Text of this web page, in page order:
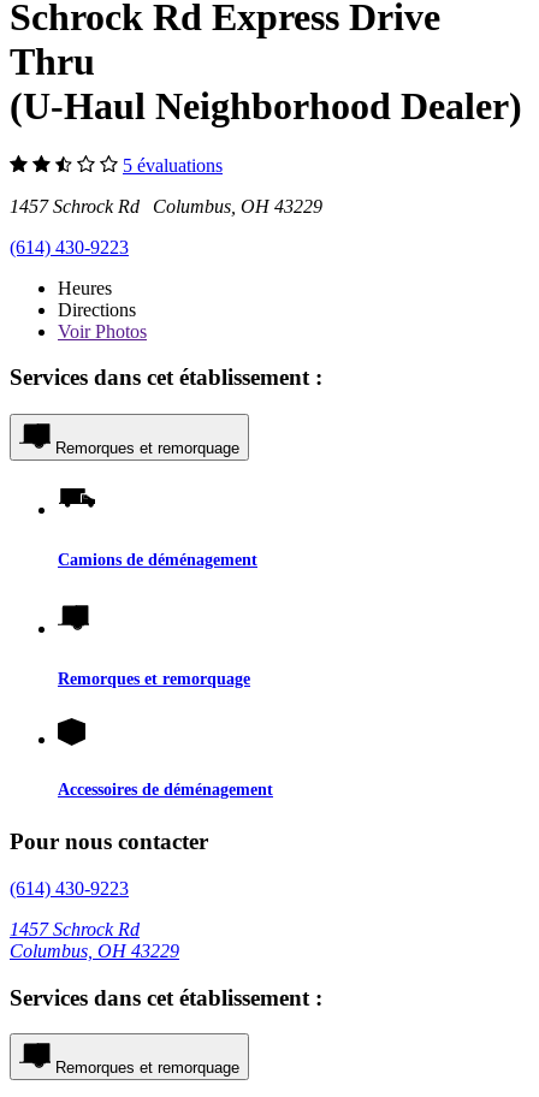
Schrock Rd Express Drive
Thru
(U-Haul Neighborhood Dealer)
5 évaluations
1457 Schrock Rd Columbus, OH 43229
(614) 430-9223
Heures
Directions
VoirPhotos
Services dans cet établissement :
Remorques et remorquage
Camions de déménagement
Remorques et remorquage
Accessoires de déménagement
Pour nous contacter
(614) 430-9223
1457 Schrock Rd
Columbus, OH 43229
Services dans cet établissement :
Remorques et remorquage